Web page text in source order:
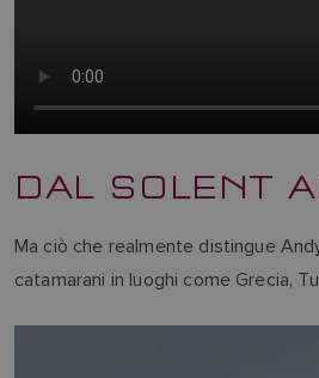
DAL SOLENT
Ma ciò che realmente distingue
catamarani in luoghi come Grecia,